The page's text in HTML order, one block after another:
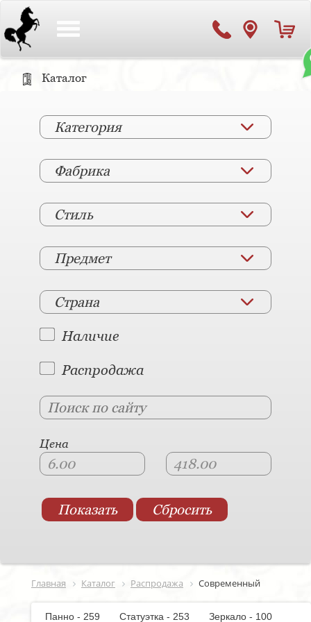
Каталог
Категория
Фабрика
Стиль
Предмет
Страна
Наличие
Распродажа
Цена
Главная Каталог Распродажа Современный
Панно - 259 Статуэтка - 253
Зеркало - 100